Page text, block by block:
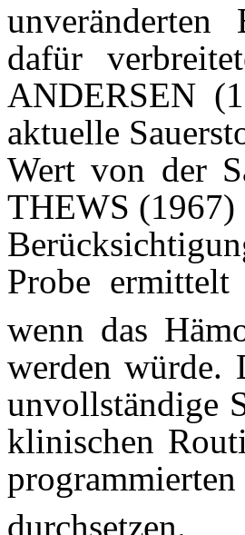
dafür
ANDERSEN
aktuelle
Wert von der
THEWS (1967)
Probe
wenn das
werden würde.
unvollständige
klinischen
durchsetzen.